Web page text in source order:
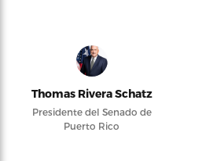
Thomas Rivera Schatz
Presidente del Senado de
Puerto Rico